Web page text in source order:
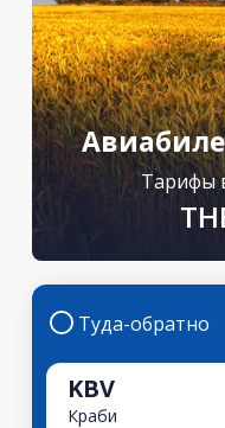
Тарифы
Туда-обратно
KBV
Краби